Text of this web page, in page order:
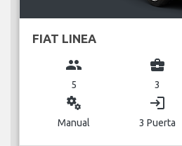
FIAT LINEA
group
5
business_center
3
miscellaneous_services
Manual
login
3 Puerta